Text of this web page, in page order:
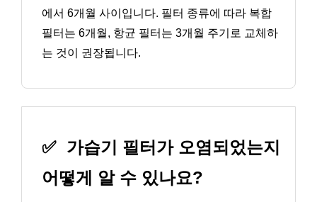
에서 6개월 사이입니다. 필터 종류에 따라 복합
필터는 6개월, 항균 필터는 3개월 주기로 교체하
는 것이 권장됩니다.
✅ 가습기 필터가 오염되었는지
어떻게 알 수 있나요?